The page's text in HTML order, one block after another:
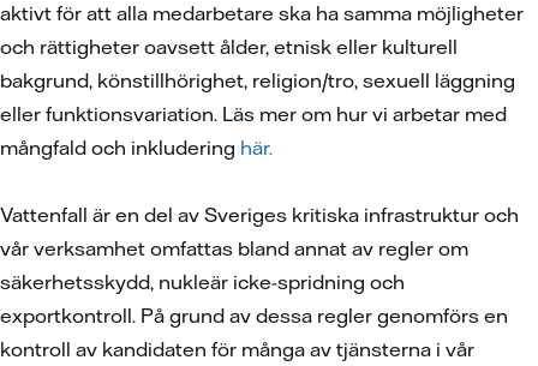
aktivt för att alla medarbetare ska ha samma möjligheter
och rättigheter oavsett ålder, etnisk eller kulturell
bakgrund, könstillhörighet, religion/tro, sexuell läggning
eller funktionsvariation. Läs mer om hur vi arbetar med
mångfald och inkludering här.
Vattenfall är en del av Sveriges kritiska infrastruktur och
vår verksamhet omfattas bland annat av regler om
säkerhetsskydd, nukleär icke-spridning och
exportkontroll. På grund av dessa regler genomförs en
kontroll av kandidaten för många av tjänsterna i vår